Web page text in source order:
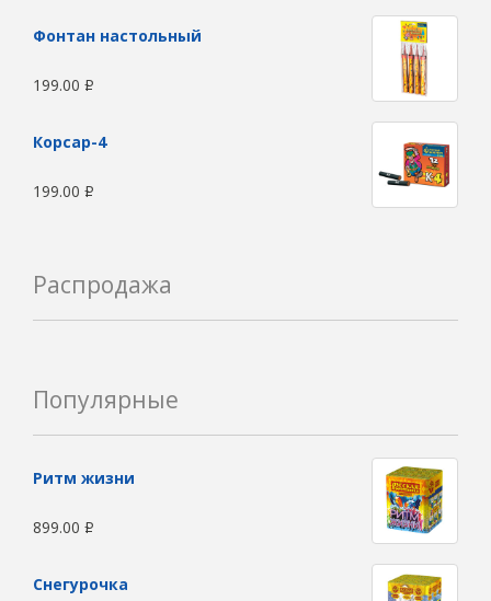
Фонтан настольный
199.00 Р
Корсар-4
199.00 Р
Распродажа
Популярные
Ритм жизни
899.00 Р
Снегурочка